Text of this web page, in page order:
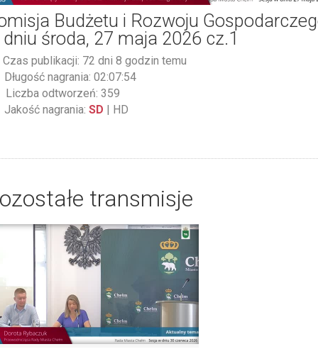
Budżetu i Rozwoju
środa, 27 maja 2026 cz.1
Czas publikacji: 72 dni 8 godzin temu
Długość nagrania: 02:07:54
Liczba odtworzeń: 359
Jakość nagrania: SD | HD
transmisje